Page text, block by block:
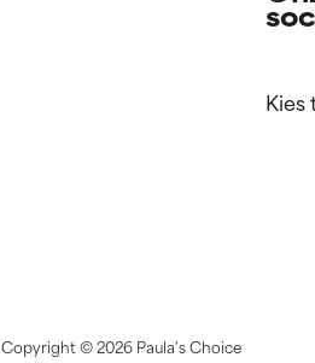
Kies
Copyright ©2026 Paula's Choice